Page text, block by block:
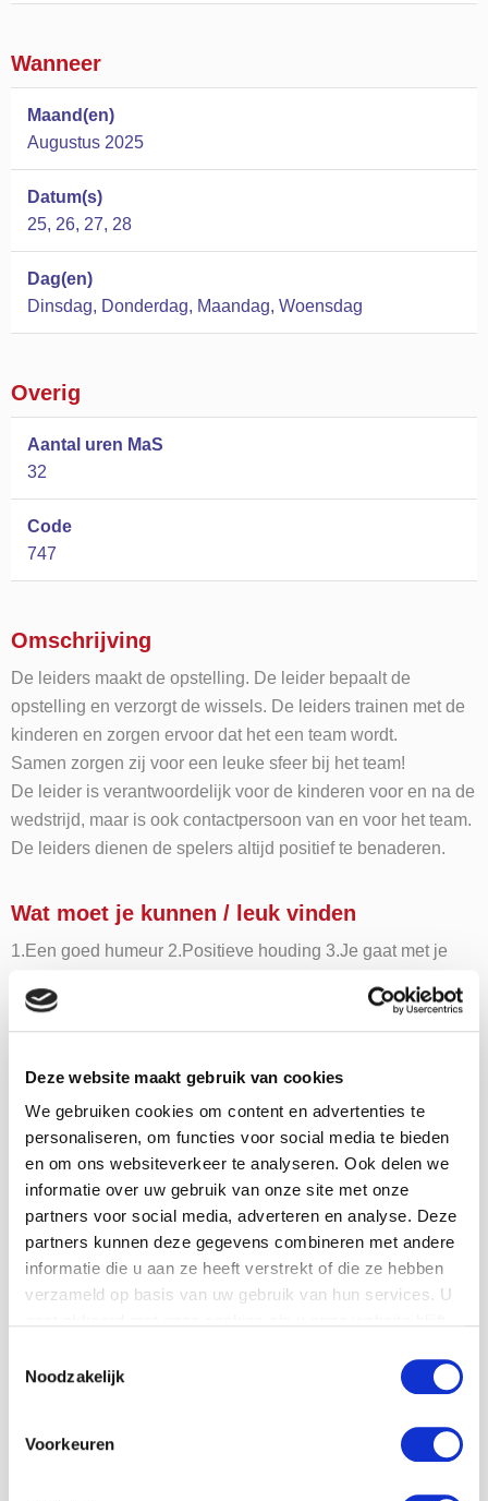
Deze website maakt gebruik van cookies
We gebruiken cookies om content en advertenties te
personaliseren, om functies voor social media te bieden
en om ons websiteverkeer te analyseren. Ook delen we
informatie over uw gebruik van onze site met onze
partners voor social media, adverteren en analyse. Deze
partners kunnen deze gegevens combineren met andere
informatie die u aan ze heeft verstrekt of die ze hebben
verzameld op basis van uw gebruik van hun services. U
Noodzakelijk
Voorkeuren
Wanneer
Maand(en)
Augustus 2025
Datum(s)
25, 26, 27, 28
Dag(en)
Dinsdag, Donderdag, Maandag, Woensdag
Overig
Aantal uren MaS
32
Code
747
Omschrijving
De leiders maakt de opstelling. De leider bepaalt de
opstelling en verzorgt de wissels. De leiders trainen met de
kinderen en zorgen ervoor dat het een team wordt.
Samen zorgen zij voor een leuke sfeer bij het team!
De leider is verantwoordelijk voor de kinderen voor en na de
wedstrijd, maar is ook contactpersoon van en voor het team.
De leiders dienen de spelers altijd positief te benaderen.
Wat moet je kunnen / leuk vinden
1.Een goed humeur 2.Positieve houding 3.Je gaat met je
met elkaar gaan voetballen en aan het eind van de week
een gezellig/sportief/top land zijn! 5.Het allerbelangrijkste:
Wil je deze MaS
stage gaan doen?
"*" geeft vereiste velden aan
Wachtwoord